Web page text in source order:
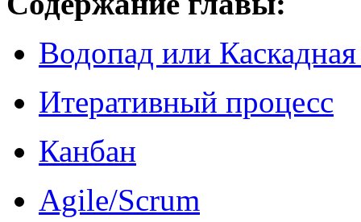
Водопад или
Итеративный процесс
Канбан
Agile/Scrum